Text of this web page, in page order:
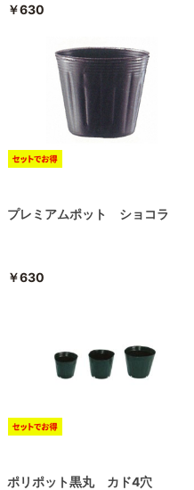
￥630
プレミアムポット ショコラ
￥630
ポリポット黒丸 カド4穴